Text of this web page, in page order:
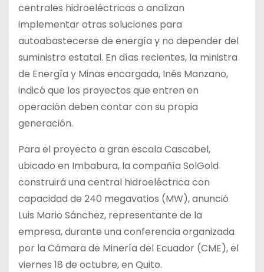
centrales hidroeléctricas o analizan
implementar otras soluciones para
autoabastecerse de energía y no depender del
suministro estatal. En días recientes, la ministra
de Energía y Minas encargada, Inés Manzano,
indicó que los proyectos que entren en
operación deben contar con su propia
generación.
Para el proyecto a gran escala Cascabel,
ubicado en Imbabura, la compañía SolGold
construirá una central hidroeléctrica con
capacidad de 240 megavatios (MW), anunció
Luis Mario Sánchez, representante de la
empresa, durante una conferencia organizada
por la Cámara de Minería del Ecuador (CME), el
viernes 18 de octubre, en Quito.